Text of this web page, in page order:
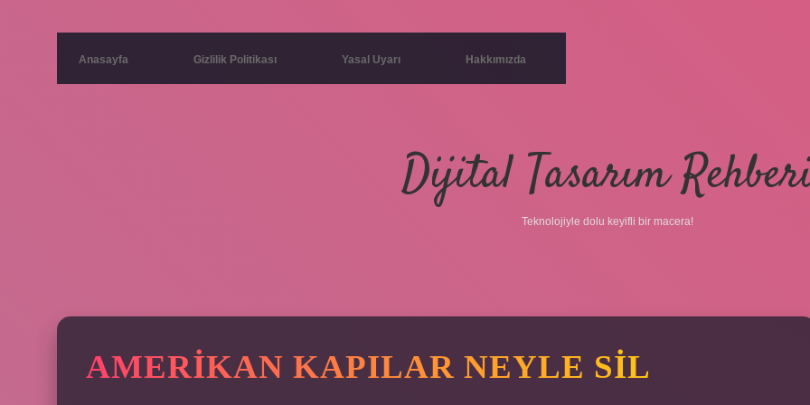
Anasayfa Gizlilik Politikası Yasal Uyarı Hakkımızda
Dijital Tasarım
Teknolojiyle dolu keyifli bir macera!
AMERIKAN KAPILAR NEYLE SIL